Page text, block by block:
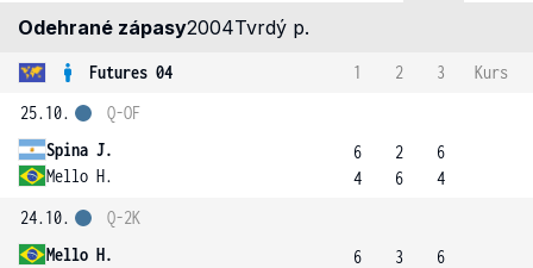
Odehrané zápasy2004Tvrdý p.
Futures 04 1 2 3
Kurs
25.10.
Spina J.
Mello H.
Q-OF
6
4
2
6
6
4
24.10.
Mello H.
Q-2K
6
3
6